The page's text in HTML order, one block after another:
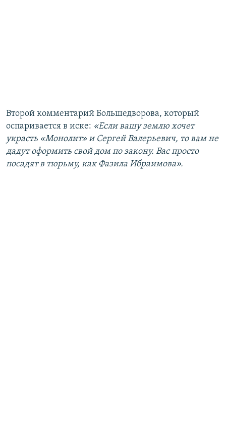
Второй комментарий Большедворова, который
оспаривается в иске: «Если вашу землю хочет
украсть «Монолит» и Сергей Валерьевич, то вам не
дадут оформить свой дом по закону. Вас просто
посадят в тюрьму, как Фазила Ибраимова».